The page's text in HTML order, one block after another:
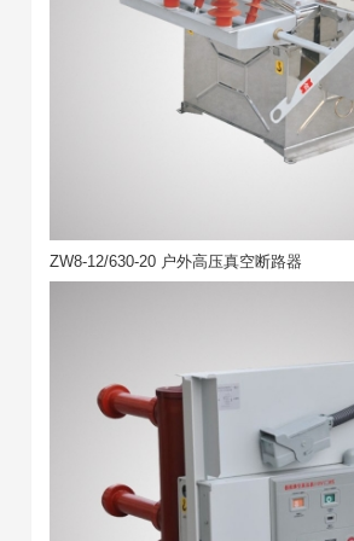
ZW8-12/630-20 户外高压真空断路器